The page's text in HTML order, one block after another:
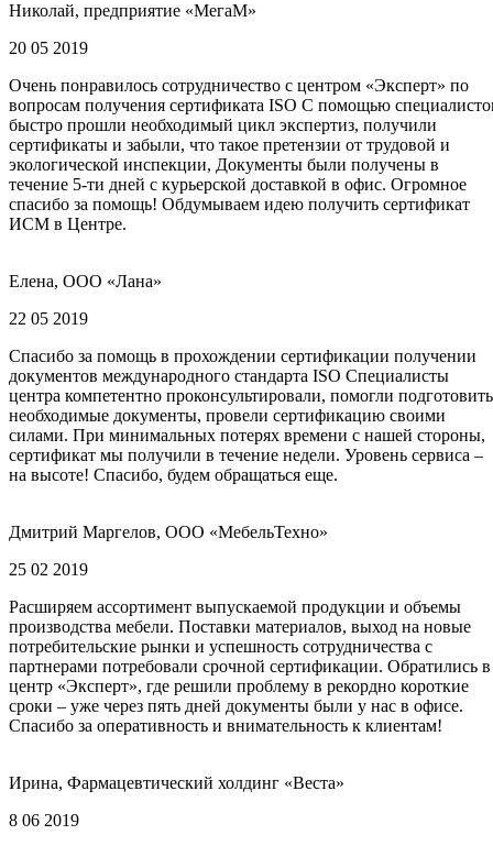
Николай, предприятие «МегаМ»
20 05 2019
Очень понравилось сотрудничество с центром «Эксперт» по
вопросам получения сертификата ISO С помощью
быстро прошли необходимый цикл экспертиз, получили
сертификаты и забыли, что такое претензии от трудовой и
экологической инспекции, Документы были получены в
течение 5-ти дней с курьерской доставкой в офис. Огромное
спасибо за помощь! Обдумываем идею получить сертификат
ИСМ в Центре.
Елена, ООО «Лана»
22 05 2019
Спасибо за помощь в прохождении сертификации получении
документов международного стандарта ISO Специалисты
центра компетентно проконсультировали, помогли подготовить
необходимые документы, провели сертификацию своими
силами. При минимальных потерях времени с нашей стороны,
сертификат мы получили в течение недели. Уровень сервиса –
на высоте! Спасибо, будем обращаться еще.
Дмитрий Маргелов, ООО «МебельТехно»
25 02 2019
Расширяем ассортимент выпускаемой продукции и объемы
производства мебели. Поставки материалов, выход на новые
потребительские рынки и успешность сотрудничества с
партнерами потребовали срочной сертификации. Обратились в
центр «Эксперт», где решили проблему в рекордно короткие
сроки – уже через пять дней документы были у нас в офисе.
Спасибо за оперативность и внимательность к клиентам!
Ирина, Фармацевтический холдинг «Веста»
8 06 2019